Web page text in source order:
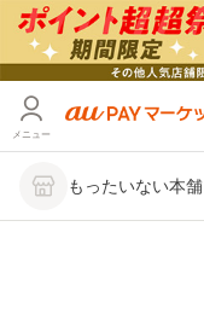
メニュー
もったいない本舗